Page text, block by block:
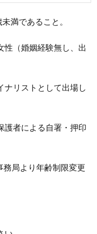
満であること。
性（婚姻経験無し、出
ナリストとして出場し
者による自署・押印
局より年齢制限変更